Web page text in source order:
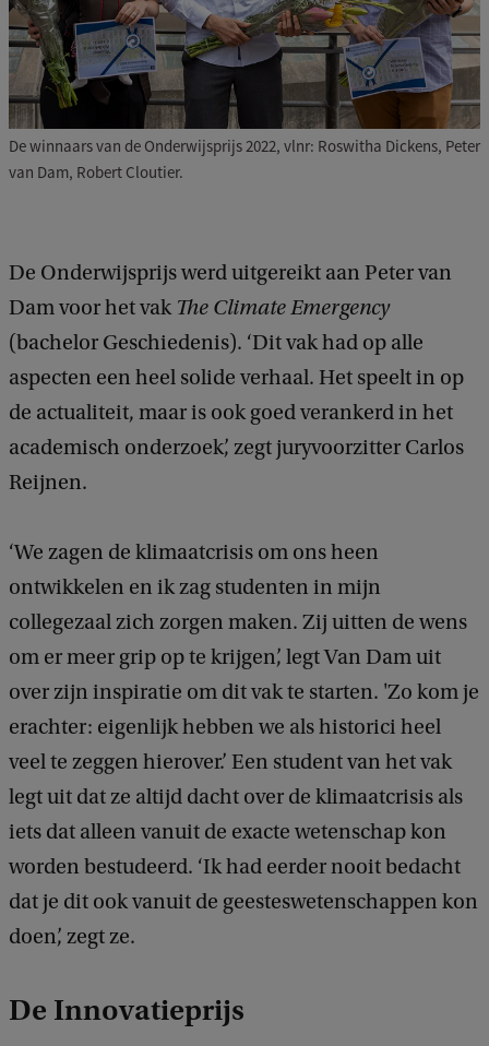
De winnaars van de Onderwijsprijs 2022, vlnr: Roswitha Dickens, Peter
van Dam, Robert Cloutier.
De Onderwijsprijs werd uitgereikt aan Peter van
Dam voor het vak The Climate Emergency
(bachelor Geschiedenis). ‘Dit vak had op alle
aspecten een heel solide verhaal. Het speelt in op
de actualiteit, maar is ook goed verankerd in het
academisch onderzoek’, zegt juryvoorzitter Carlos
Reijnen.
‘We zagen de klimaatcrisis om ons heen
ontwikkelen en ik zag studenten in mijn
collegezaal zich zorgen maken. Zij uitten de wens
om er meer grip op te krijgen’, legt Van Dam uit
over zijn inspiratie om dit vak te starten. 'Zo kom je
erachter: eigenlijk hebben we als historici heel
veel te zeggen hierover.’ Een student van het vak
legt uit dat ze altijd dacht over de klimaatcrisis als
iets dat alleen vanuit de exacte wetenschap kon
worden bestudeerd. ‘Ik had eerder nooit bedacht
dat je dit ook vanuit de geesteswetenschappen kon
doen’, zegt ze.
De Innovatieprijs